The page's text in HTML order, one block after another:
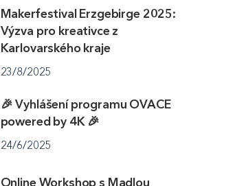
Makerfestival Erzgebirge 2025:
Výzva pro kreativce z
Karlovarského kraje
23/8/2025
🎉 Vyhlášení programu OVACE
powered by 4K 🎉
24/6/2025
Online Workshop s Madlou